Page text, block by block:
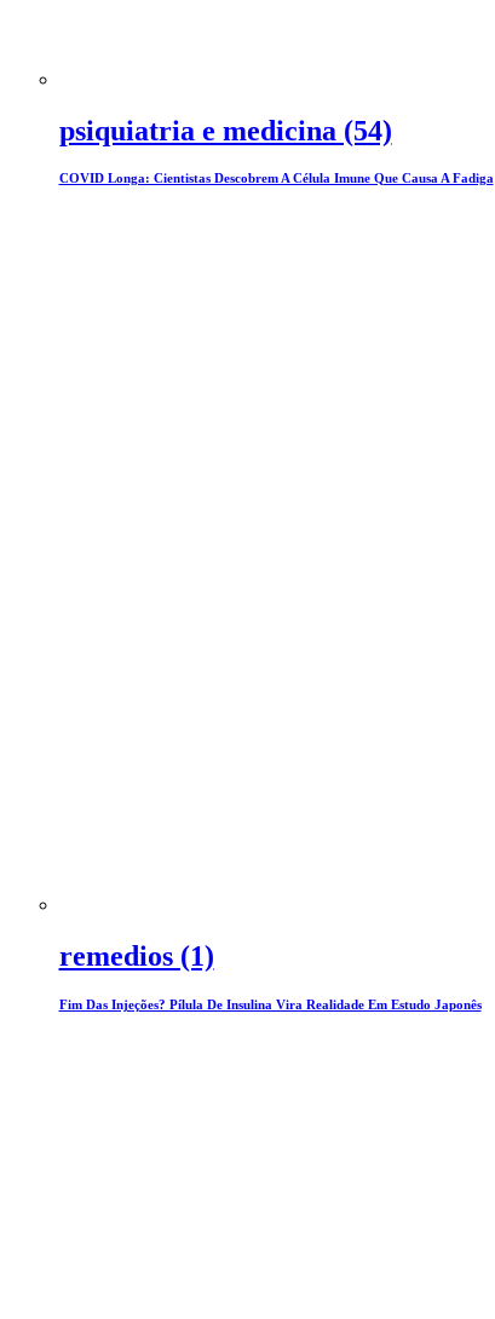
psiquiatria e medicina (54)
COVID Longa: Cientistas Descobrem A Célula Imune Que Causa A Fadiga
remedios (1)
Fim Das Injeções? Pílula De Insulina Vira Realidade Em Estudo Japonês